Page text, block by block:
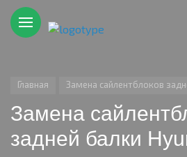
Главная Замена сайлентблоков
Замена
задней балки